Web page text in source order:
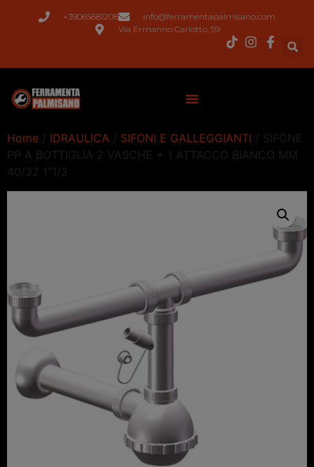
+39065681208
info@ferramentapalmisano.com
Via Ermanno Carlotto, 59
Home / IDRAULICA / SIFONI E GALLEGGIANTI / SIFONE
PP A BOTTIGLIA 2 VASCHE + 1 ATTACCO BIANCO MM
40/32 1″1/2